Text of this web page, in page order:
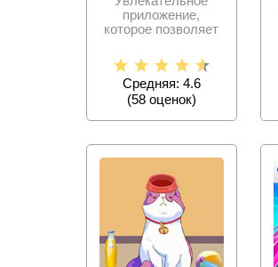
приложение,
которое позволяет
окунуться в мир
Средняя: 4.6
(58оценок)